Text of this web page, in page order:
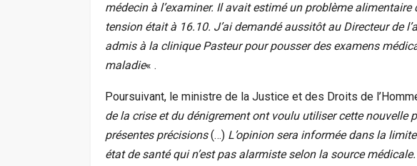
médecin à l’examiner. Il avait estimé un problème
tension était à 16.10. J’ai demandé aussitôt au Directeur de
admis à la clinique Pasteur pour pousser des examens
maladie« .
Poursuivant, le ministre de la Justice et des Droits de
de la crise et du dénigrement ont voulu utiliser cette nouvelle
présentes précisions(…) L’opinion sera informée dans la
état de santé qui n’est pas alarmiste selon la source